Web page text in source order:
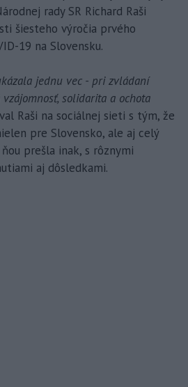
rady SR Richard Raši
šiesteho výročia prvého
19 na Slovensku.
jednu vec - pri zvládaní
solidarita a ochota
Raši na sociálnej sieti s tým, že
pre Slovensko, ale aj celý
prešla inak, s rôznymi
aj dôsledkami.